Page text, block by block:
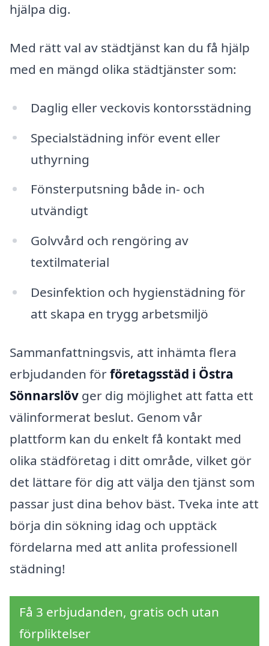
hjälpa dig.
Med rätt val av städtjänst kan du få hjälp
med en mängd olika städtjänster som:
Daglig eller veckovis kontorsstädning
Specialstädning inför event eller
uthyrning
Fönsterputsning både in- och
utvändigt
Golvvård och rengöring av
textilmaterial
Desinfektion och hygienstädning för
att skapa en trygg arbetsmiljö
Sammanfattningsvis, att inhämta flera
erbjudanden förföretagsstäd i Östra
Sönnarslöv ger dig möjlighet att fatta ett
välinformerat beslut. Genom vår
plattform kan du enkelt få kontakt med
olika städföretag i ditt område, vilket gör
det lättare för dig att välja den tjänst som
passar just dina behov bäst. Tveka inte att
börja din sökning idag och upptäck
fördelarna med att anlita professionell
städning!
Få 3 erbjudanden, gratis och utan
förpliktelser